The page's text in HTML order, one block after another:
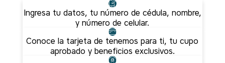
Ingresa tu datos, tu número de cédula, nombre,
y número de celular.
Conoce la tarjeta de tenemos para ti, tu cupo
aprobado y beneficios exclusivos.